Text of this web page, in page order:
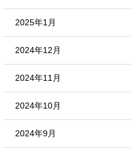
2025年1月
2024年12月
2024年11月
2024年10月
2024年9月